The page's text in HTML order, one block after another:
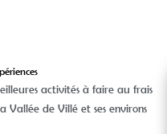
activités à faire au frais
Vallée de Villé et ses environs